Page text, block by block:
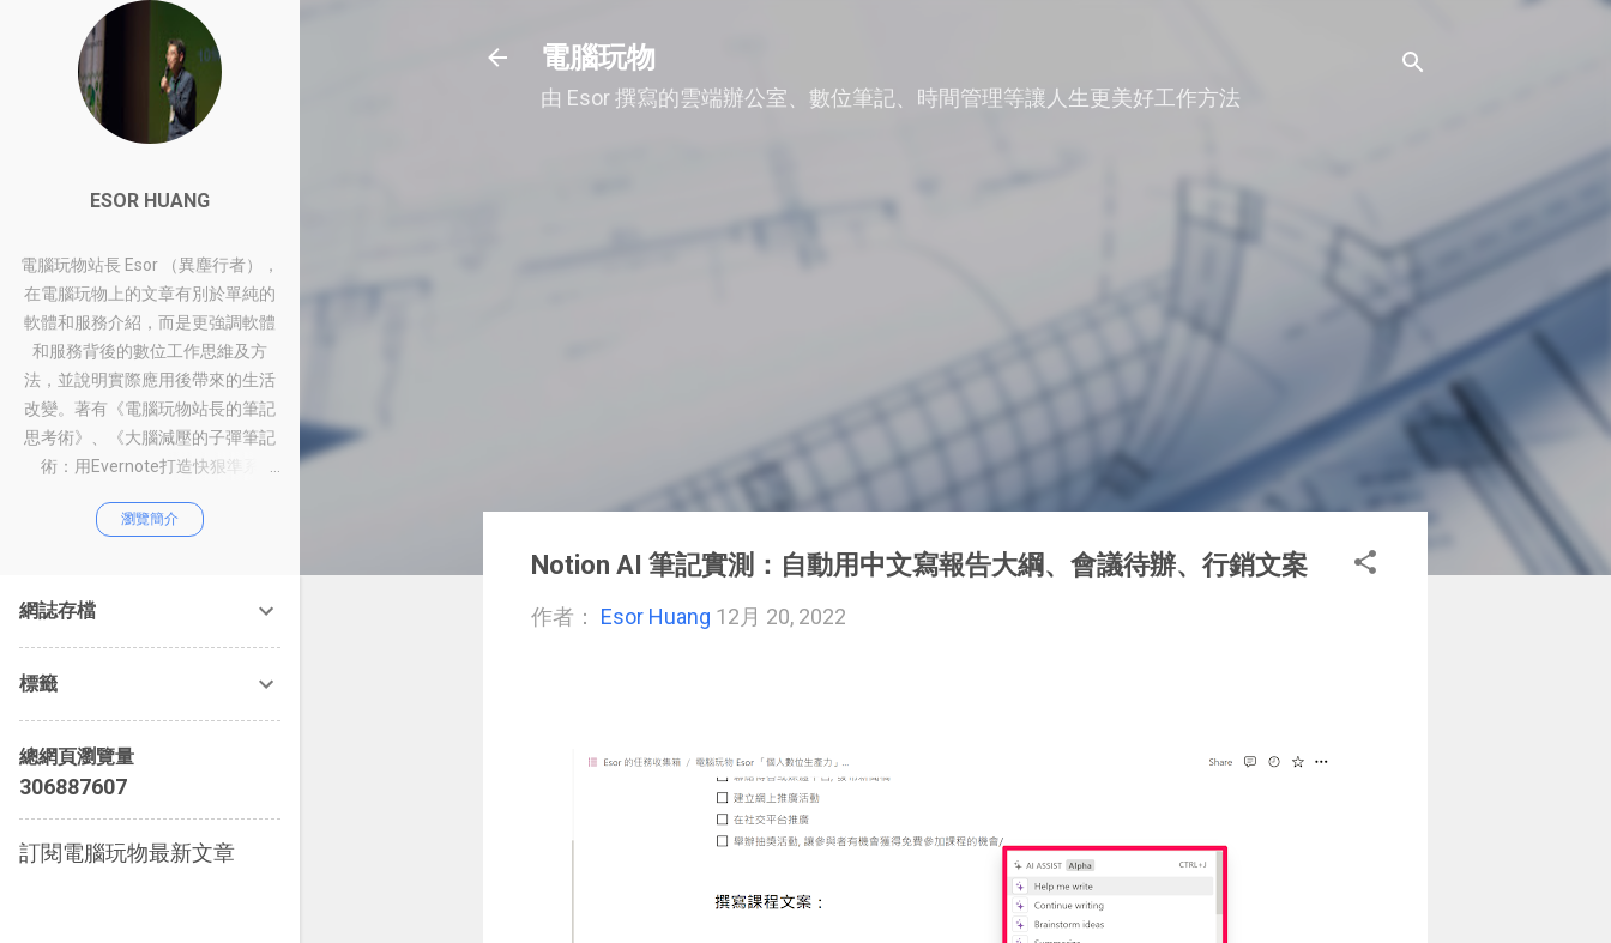
電腦玩物
由 Esor 撰寫的雲端辦公室、數位筆記、時間管理等讓人生更美好工作方法
Notion AI 筆記實測：自動用中文寫報告大綱、會議待辦、行銷文案
作者： Esor Huang 12月 20, 2022
ESOR HUANG
電腦玩物站長 Esor （異塵行者），
在電腦玩物上的文章有別於單純的
軟體和服務介紹，而是更強調軟體
和服務背後的數位工作思維及方
法，並說明實際應用後帶來的生活
改變。著有《電腦玩物站長的筆記
思考術》、《大腦減壓的子彈筆記
術：用Evernote打造快狠準系
作術：從職場到人生的100個聰明
瀏覽簡介
網誌存檔
標籤
總網頁瀏覽量
306887607
訂閱電腦玩物最新文章